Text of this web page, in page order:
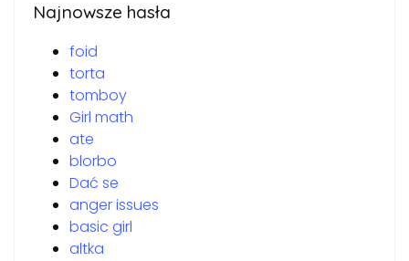
Najnowsze hasła
foid
torta
tomboy
Girl math
ate
blorbo
Dać se
anger issues
basic girl
altka